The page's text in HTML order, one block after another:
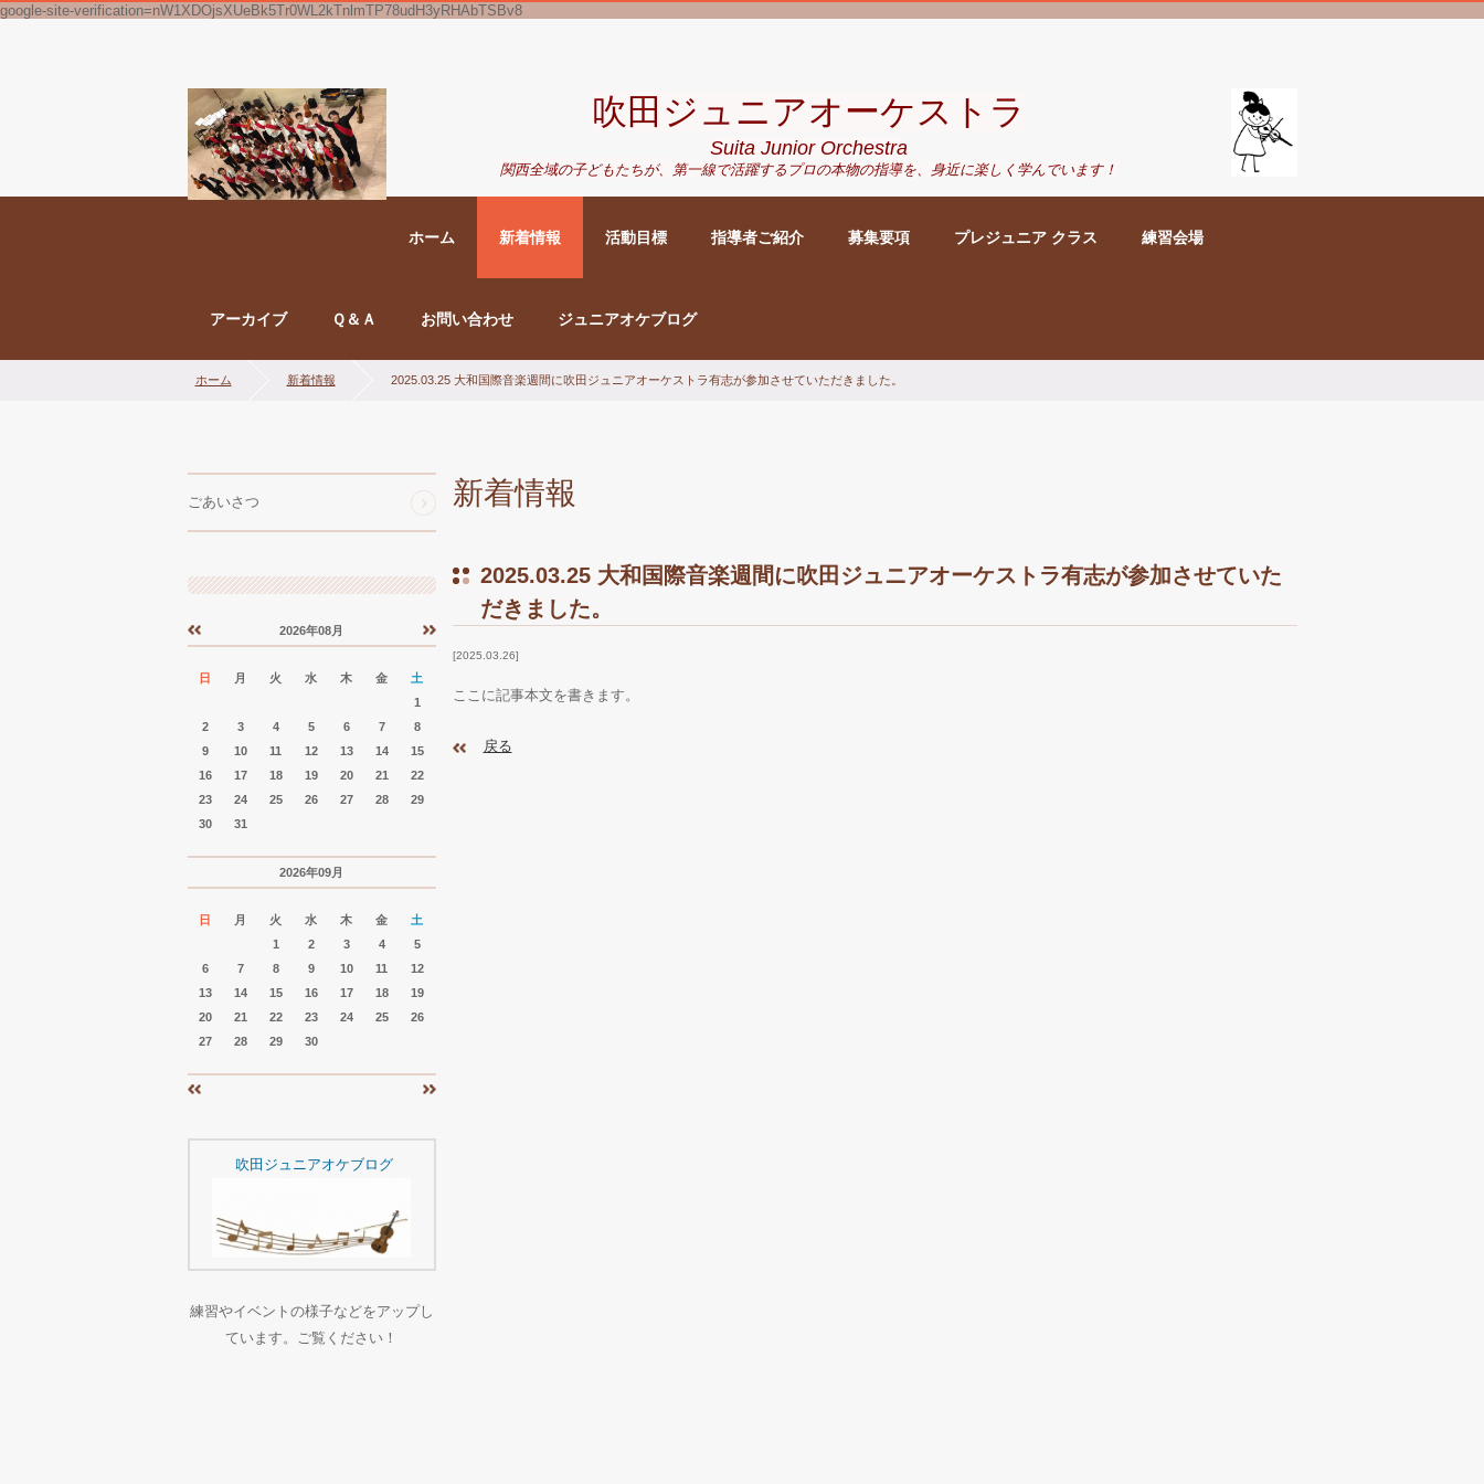
google-site-verification=nW1XDOjsXUeBk5Tr0WL2kTnlmTP78udH3yRHAbTSBv8
吹田ジュニアオーケストラ
Suita Junior Orchestra
関西全域の子どもたちが、 第一線で活躍するプロの本物の指導を、身近に楽しく学んでいます！
ホーム 新着情報 活動目標 指導者ご紹介 募集要項 プレジュニア クラス 練習会場
アーカイブ Ｑ＆Ａ お問い合わせ ジュニアオケブログ
ホーム 新着情報 2025.03.25 大和国際音楽週間に吹田ジュニアオーケストラ有志が参加させていただきました。
新着情報
2025.03.26
2025.03.25 大和国際音楽週間に吹田ジュニアオーケストラ有志が参加させていた
だきました。
ここに記事本文を書きます。
戻る
ごあいさつ
« »
2026年08月
日 月 火 水 木 金
土
1
2
3 4 5 6 7
8
9
10 11 12 13 14
15
16
17 18 19 20 21
22
23
24 25 26 27 28
29
30
31
2026年09月
日 月 火 水 木 金
土
1
2 3 4
5
6
7 8 9 10 11
12
13
14 15 16 17 18
19
20
21 22 23 24 25
26
27
28 29 30
吹田ジュニアオケブログ
練習やイベントの様子などをアップし
ています。ご覧ください！